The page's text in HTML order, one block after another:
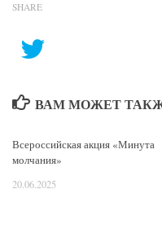
SHARE
ВАМ МОЖЕТ
Всероссийская акция «Минута
молчания»
20.06.2025